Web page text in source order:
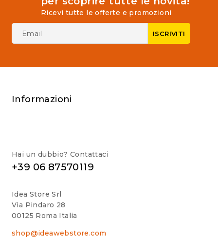
Ricevi tutte le offerte e promozioni
Informazioni
Hai un dubbio? Contattaci
+39 06 87570119
Idea Store Srl
Via Pindaro 28
00125 Roma Italia
shop@ideawebstore.com